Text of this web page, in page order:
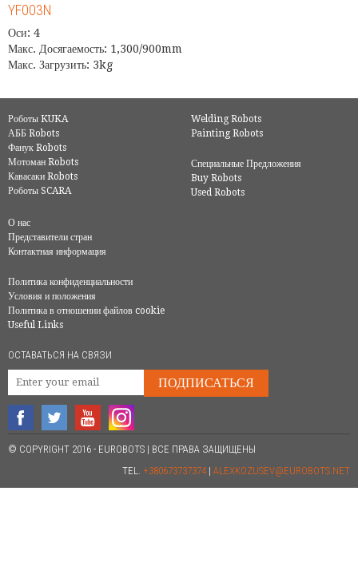
YF003N
Оси: 4
Макс. Досягаемость: 1,300/900mm
Макс. Загрузить: 3kg
Роботы KUKA
АББ Robots
Фанук Robots
Мотоман Robots
Кавасаки Robots
Роботы SCARA
Welding Robots
Painting Robots
Специальные Предложения
Buy Robots
Used Robots
О нас
Представители стран
Контактная информация
Политика конфиденциальности
Условия и положения
Политика в отношении файлов cookie
Useful Links
ОСТАВАТЬСЯ НА СВЯЗИ
ПОДПИСАТЬСЯ
© COPYRIGHT 2016 - EUROBOTS | ВСЕ ПРАВА ЗАЩИЩЕНЫ
TEL. +380673737374 | ALEXKOZUSEV@EUROBOTS.NET